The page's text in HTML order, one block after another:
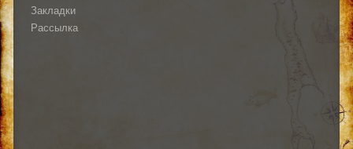
Закладки
Рассылка